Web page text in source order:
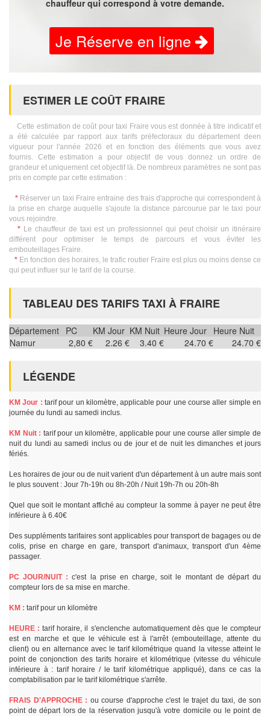
chauffeur qui correspond à votre demande.
Je Réserve en ligne
ESTIMER LE COÛT FRAIRE
Cette estimation de coût pour taxi Fraire vous est donnée à titre indicatif et
a été calculée par rapport aux tarifs préfectoraux du département deen
vigueur pour l'année 2026 et en fonction des éléments que vous avez
fournis. Cette estimation a pour objectif de vous donnez un ordre de
grandeur et uniquement cet objectif là. De nombreux paramètres ne sont pas
pris en compte par cette estimation :
*Réserver un taxi Fraire entraine des frais d'approche qui correspondent à
la prise en charge auquelle s'ajoute la distance parcourue par le taxi pour
vous rejoindre.
* Le chauffeur de taxi est un professionnel qui peut choisir un itinéraire
différent pour optimiser le temps de parcours et vous éviter les
embouteillages Fraire.
* En fonction des horaires, le trafic routier Fraire est plus ou moins dense ce
qui peut influer sur le tarif de la course.
TABLEAU DES TARIFS TAXI À FRAIRE
Département PC KM Jour KM Nuit Heure Jour Heure Nuit
Namur
2,80 € 2.26 € 3.40 € 24.70 € 24.70 €
LÉGENDE
KM Jour : tarif pour un kilomètre, applicable pour une course aller simple en
journée du lundi au samedi inclus.
KM Nuit : tarif pour un kilomètre, applicable pour une course aller simple de
nuit du lundi au samedi inclus ou de jour et de nuit les dimanches et jours
fériés.
Les horaires de jour ou de nuit varient d'un département à un autre mais sont
le plus souvent : Jour 7h-19h ou 8h-20h / Nuit 19h-7h ou 20h-8h
Quel que soit le montant affiché au compteur la somme à payer ne peut être
inférieure à 6.40€
Des suppléments tarifaires sont applicables pour transport de bagages ou de
colis, prise en charge en gare, transport d'animaux, transport d'un 4ème
passager.
PC JOUR/NUIT : c'est la prise en charge, soit le montant de départ du
compteur lors de sa mise en marche.
KM : tarif pour un kilomètre
HEURE : tarif horaire, il s'enclenche automatiquement dès que le compteur
est en marche et que le véhicule est à l'arrêt (embouteillage, attente du
client) ou en alternance avec le tarif kilométrique quand la vitesse atteint le
point de conjonction des tarifs horaire et kilométrique (vitesse du véhicule
inférieure à : tarif horaire / le tarif kilométrique appliqué), dans ce cas la
comptabilisation par le tarif kilométrique s'arrête.
FRAIS D'APPROCHE : ou course d'approche c'est le trajet du taxi, de son
point de départ lors de la réservation jusqu'à votre domicile ou le point de